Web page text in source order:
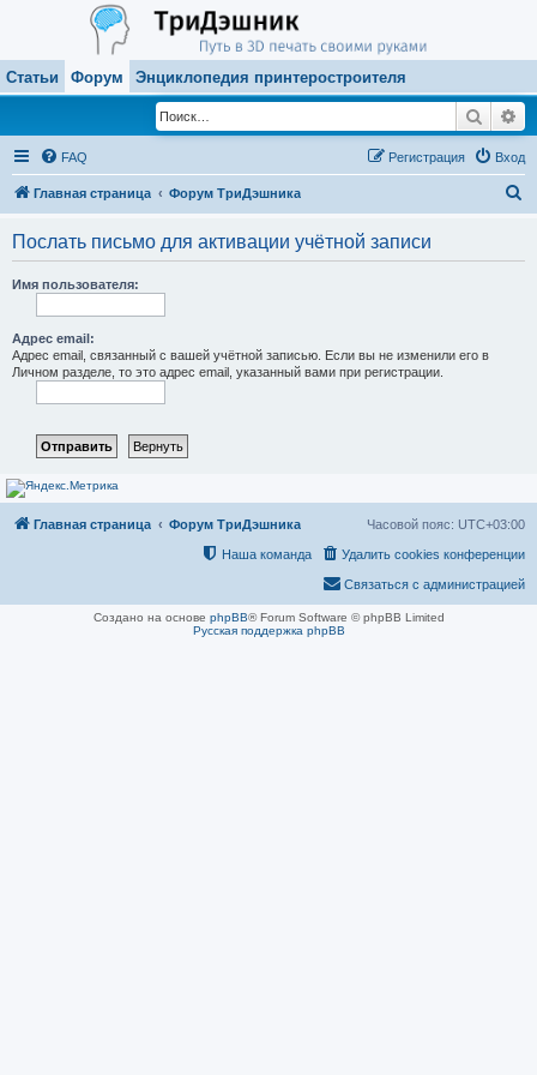
Статьи Форум Энциклопедия принтеростроителя
Поиск
FAQ Вход
Регистрация
Главная страница Форум ТриДэшника
Послать письмо для активации учётной записи
Имя пользователя:
Адрес email:
Адрес email, связанный с вашей учётной записью. Если вы не изменили его в
Личном разделе, то это адрес email, указанный вами при регистрации.
Главная страница Форум ТриДэшника Часовой пояс: UTC+03:00
Удалить cookies конференции
Наша команда
Связаться с администрацией
Создано на основе phpBB® Forum Software © phpBB Limited
Русская поддержка phpBB